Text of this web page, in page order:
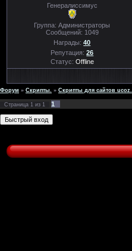
Генералиссимус
Группа: Администраторы
Сообщений: 1049
Награды:40
Репутация:26
Статус: Offline
Форум » Скрипты. » Скрипты для сайтов ucoz.
Страница 1 из 1 1